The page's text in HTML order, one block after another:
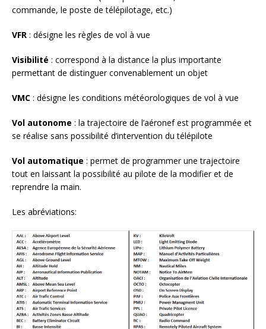
commande, le poste de télépilotage, etc.)
VFR : désigne les règles de vol à vue
Visibilité : correspond à la distance la plus importante
permettant de distinguer convenablement un objet
VMC : désigne les conditions météorologiques de vol à vue
Vol autonome : la trajectoire de l’aéronef est programmée et
se réalise sans possibilité d’intervention du télépilote
Vol automatique : permet de programmer une trajectoire
tout en laissant la possibilité au pilote de la modifier et de
reprendre la main.
Les abréviations: